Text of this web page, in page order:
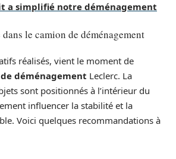
a simplifié notre déménagement
le camion de déménagement
réalisés, vient le moment de
déménagement Leclerc. La
sont positionnés à l’intérieur du
influencer la stabilité et la
Voici quelques recommandations à